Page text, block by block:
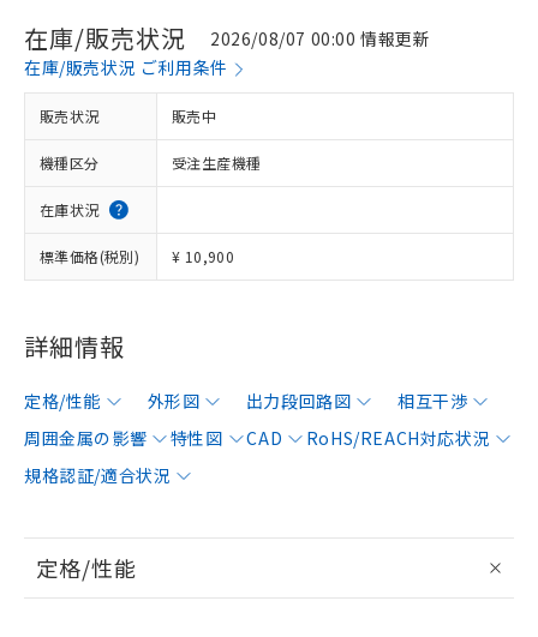
在庫/販売状況
2026/08/07 00:00 情報更新
在庫/販売状況 ご利用条件
販売状況 販売中
機種区分 受注生産機種
在庫状況
標準価格(税別) ¥ 10,900
詳細情報
定格/性能 外形図 出力段回路図
相互干渉
周囲金属の影響
特性図 CAD
RoHS/REACH対応状況
規格認証/適合状況
定格/性能